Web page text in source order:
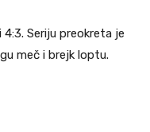
Seriju preokreta je
meč i brejk loptu.